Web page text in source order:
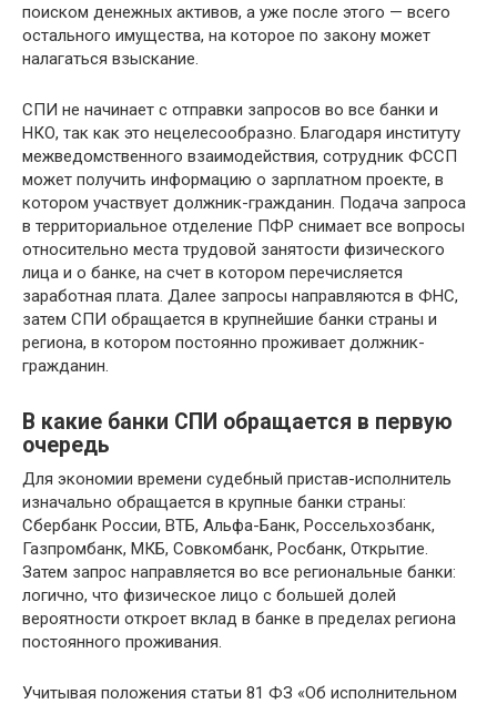
поиском денежных активов, а уже после этого — всего
остального имущества, на которое по закону может
налагаться взыскание.
СПИ не начинает с отправки запросов во все банки и
НКО, так как это нецелесообразно. Благодаря институту
межведомственного взаимодействия, сотрудник ФССП
может получить информацию о зарплатном проекте, в
котором участвует должник-гражданин. Подача запроса
в территориальное отделение ПФР снимает все вопросы
относительно места трудовой занятости физического
лица и о банке, на счет в котором перечисляется
заработная плата. Далее запросы направляются в ФНС,
затем СПИ обращается в крупнейшие банки страны и
региона, в котором постоянно проживает должник-
гражданин.
В какие банки СПИ обращается в первую
очередь
Для экономии времени судебный пристав-исполнитель
изначально обращается в крупные банки страны:
Сбербанк России, ВТБ, Альфа-Банк, Россельхозбанк,
Газпромбанк, МКБ, Совкомбанк, Росбанк, Открытие.
Затем запрос направляется во все региональные банки:
логично, что физическое лицо с большей долей
вероятности откроет вклад в банке в пределах региона
постоянного проживания.
Учитывая положения статьи 81 ФЗ «Об исполнительном